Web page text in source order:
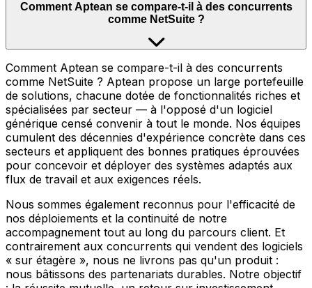
Comment Aptean se compare-t-il à des concurrents
comme NetSuite ?
Comment Aptean se compare-t-il à des concurrents
comme NetSuite ? Aptean propose un large portefeuille
de solutions, chacune dotée de fonctionnalités riches et
spécialisées par secteur — à l'opposé d'un logiciel
générique censé convenir à tout le monde. Nos équipes
cumulent des décennies d'expérience concrète dans ces
secteurs et appliquent des bonnes pratiques éprouvées
pour concevoir et déployer des systèmes adaptés aux
flux de travail et aux exigences réels.
Nous sommes également reconnus pour l'efficacité de
nos déploiements et la continuité de notre
accompagnement tout au long du parcours client. Et
contrairement aux concurrents qui vendent des logiciels
« sur étagère », nous ne livrons pas qu'un produit :
nous bâtissons des partenariats durables. Notre objectif